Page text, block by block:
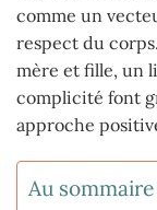
comme un
respect du
mère et fille, un
complicité font
approche
Au